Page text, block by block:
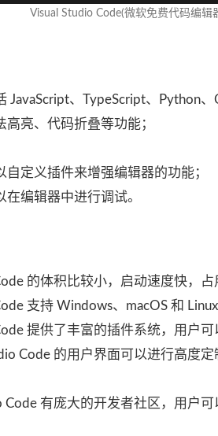
Visual Studio Code(微软免费代码编辑
JavaScript、TypeScript、Python、
亮、代码折叠等功能；
定义插件来增强编辑器的功能；
编辑器中进行调试。
的体积比较小，启动速度快，占
支持 Windows、macOS 和 Linux
提供了丰富的插件系统，用户
Code 的用户界面可以进行高度
Code 有庞大的开发者社区，用户